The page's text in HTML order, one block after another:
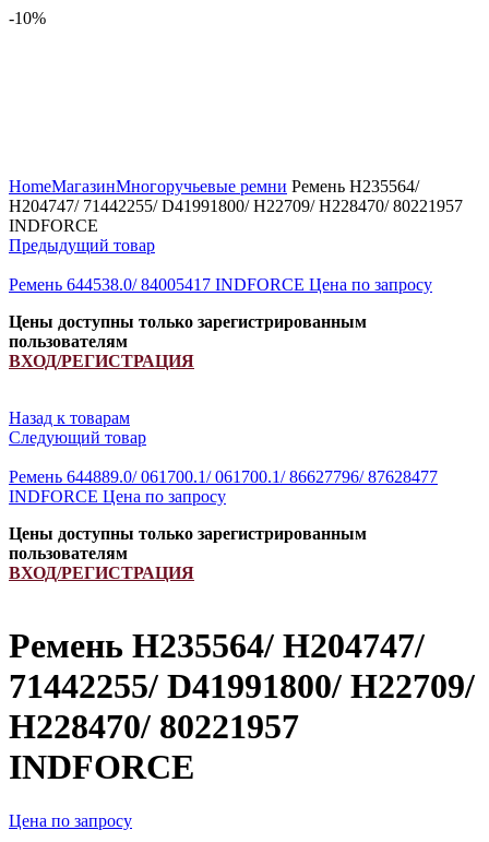
-10%
HomeМагазинМногоручьевые ремни Ремень H235564/
H204747/ 71442255/ D41991800/ H22709/ H228470/ 80221957
INDFORCE
Предыдущий товар
Ремень 644538.0/ 84005417 INDFORCE Цена по запросу
Цены доступны только зарегистрированным
пользователям
ВХОД/РЕГИСТРАЦИЯ
Назад к товарам
Следующий товар
Ремень 644889.0/ 061700.1/ 061700.1/ 86627796/ 87628477
INDFORCE Цена по запросу
Цены доступны только зарегистрированным
пользователям
ВХОД/РЕГИСТРАЦИЯ
Ремень H235564/ H204747/
71442255/ D41991800/ H22709/
H228470/ 80221957
INDFORCE
Цена по запросу